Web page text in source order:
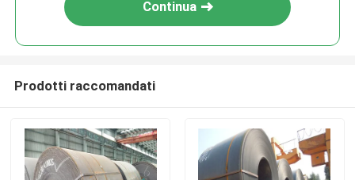
Continua
Prodotti raccomandati